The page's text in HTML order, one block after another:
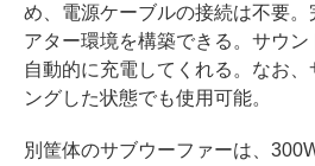
め、電源ケーブルの接続は不要
アター環境を構築できる。サウン
自動的に充電してくれる。なお
ングした状態でも使用可能。
別筐体のサブウーファーは、